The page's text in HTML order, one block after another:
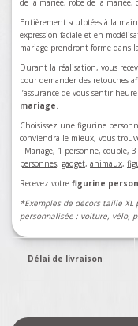
de la mariée, robe de la
Entièrement sculptées à la
expression faciale et en
mariage prendront forme dans
Durant la réalisation, vous
pour demander des retouches
l’assurance de vous sentir
mariage.
Choisissez une figurine
conviendra le mieux, vous
: Mariage, 1 personne, couple, 3
personnes, gadget, animaux,
Recevez votre figurine
*Exemples de décors taille
personnalisée : voiture, vélo,
Délai de livraison